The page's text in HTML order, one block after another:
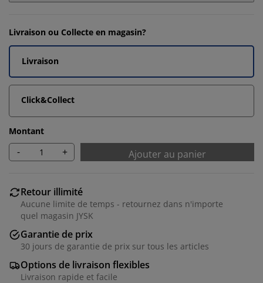
Livraison ou Collecte en magasin?
Livraison
Click&Collect
Montant
- + Ajouter au panier
Retour illimité
Aucune limite de temps - retournez dans n'importe
quel magasin JYSK
Garantie de prix
30 jours de garantie de prix sur tous les articles
Options de livraison flexibles
Livraison rapide et facile